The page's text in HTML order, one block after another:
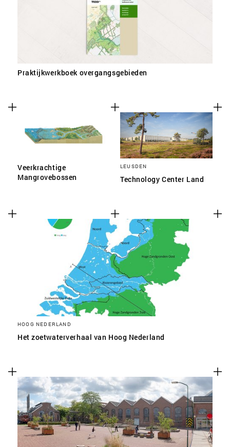
Praktijkwerkboek overgangsgebieden
Veerkrachtige
Mangrovebossen
LEUSDEN
Technology Center Land
HOOG NEDERLAND
Het zoetwaterverhaal van Hoog Nederland
SLA VOORKEUREN OP